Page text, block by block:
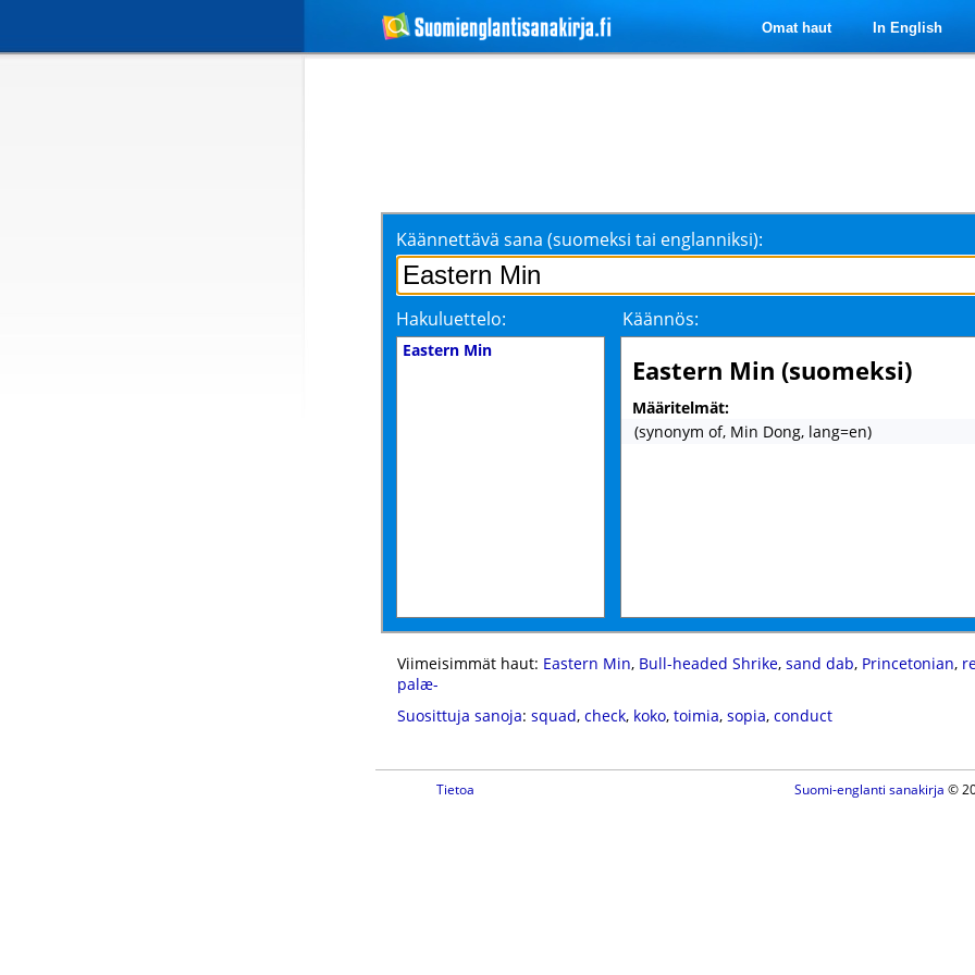
Omat haut In English
Käännettävä sana (suomeksi tai englanniksi):
Hakuluettelo: Käännös:
Eastern Min
Eastern Min (suomeksi)
Määritelmät:
(synonym of, Min Dong, lang=en)
Viimeisimmät haut: Eastern Min, Bull-headed Shrike, sand dab, Princetonian,
palæ-
Suosittuja sanoja: squad, check, koko, toimia, sopia, conduct
Tietoa Suomi-englanti sanakirja ©